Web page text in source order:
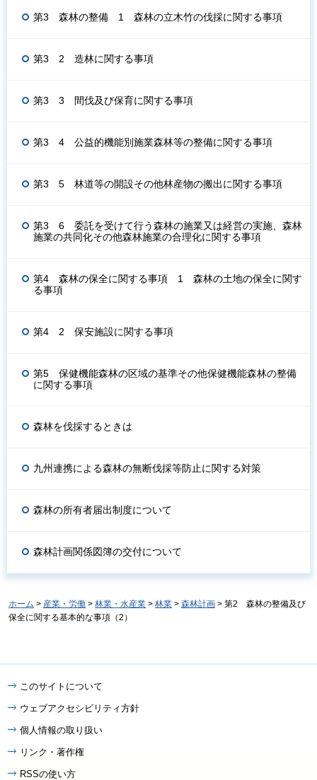
第3 森林の整備 1 森林の立木竹の伐採に関する事項
第3 2 造林に関する事項
第3 3 間伐及び保育に関する事項
第3 4 公益的機能別施業森林等の整備に関する事項
第3 5 林道等の開設その他林産物の搬出に関する事項
第3 6 委託を受けて行う森林の施業又は経営の実施、森林
施業の共同化その他森林施業の合理化に関する事項
第4 森林の保全に関する事項 1 森林の土地の保全に関す
る事項
第4 2 保安施設に関する事項
第5 保健機能森林の区域の基準その他保健機能森林の整備
に関する事項
森林を伐採するときは
九州連携による森林の無断伐採等防止に関する対策
森林の所有者届出制度について
森林計画関係図簿の交付について
ホーム > 産業・労働 > 林業・水産業 > 林業 > 森林計画 > 第2 森林の整備及び
保全に関する基本的な事項（2）
このサイトについて
ウェブアクセシビリティ方針
個人情報の取り扱い
リンク・著作権
RSSの使い方